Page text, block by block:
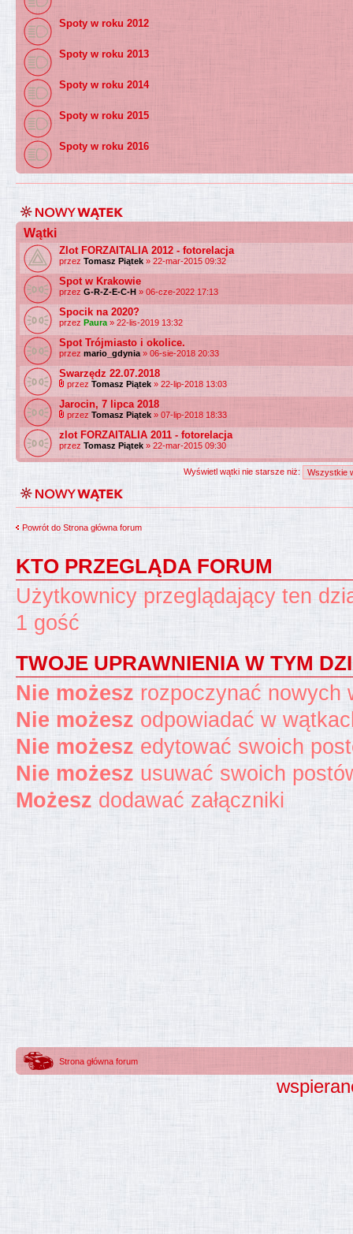
Spoty w roku 2012
Spoty w roku 2013
Spoty w roku 2014
Spoty w roku 2015
Spoty w roku 2016
Wątki
Zlot FORZAITALIA 2012 - fotorelacja
przez Tomasz Piątek » 22-mar-2015 09:32
Spot w Krakowie
przez G-R-Z-E-C-H » 06-cze-2022 17:13
Spocik na 2020?
przez Paura » 22-lis-2019 13:32
Spot Trójmiasto i okolice.
przez mario_gdynia » 06-sie-2018 20:33
Swarzędz 22.07.2018
przez Tomasz Piątek » 22-lip-2018 13:03
Jarocin, 7 lipca 2018
przez Tomasz Piątek » 07-lip-2018 18:33
zlot FORZAITALIA 2011 - fotorelacja
przez Tomasz Piątek » 22-mar-2015 09:30
Wyświetl wątki nie starsze niż:
Powrót do Strona główna forum
KTO PRZEGLĄDA FORUM
Użytkownicy przeglądający ten
1 gość
TWOJE UPRAWNIENIA W TYM
Nie możesz rozpoczynać nowych
Nie możesz odpowiadać w
Nie możesz edytować swoich
Nie możesz usuwać swoich
Możesz dodawać załączniki
Strona główna forum